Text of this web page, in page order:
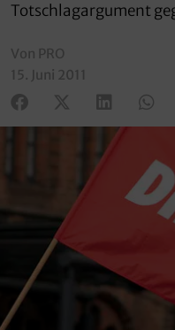
Totschlagargument
Von PRO
15. Juni 2011